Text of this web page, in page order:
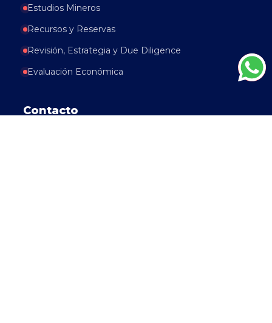
Estudios Mineros
Recursos y Reservas
Revisión, Estrategia y Due Diligence
Evaluación Económica
Contacto